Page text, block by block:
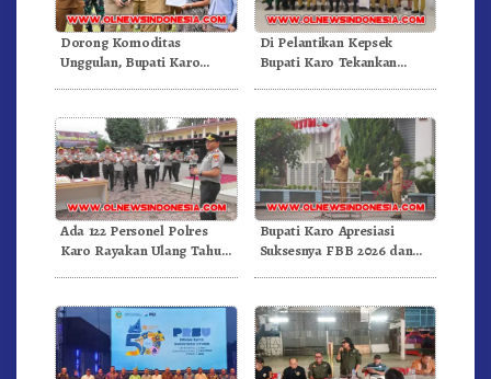
Dorong Komoditas
Unggulan, Bupati Karo
Di Pelantikan Kepsek
Bupati Karo Tekankan
Ada 122 Personel Polres
Karo Rayakan Ulang Tahun
Bupati Karo Apresiasi
Suksesnya FBB 2026 dan